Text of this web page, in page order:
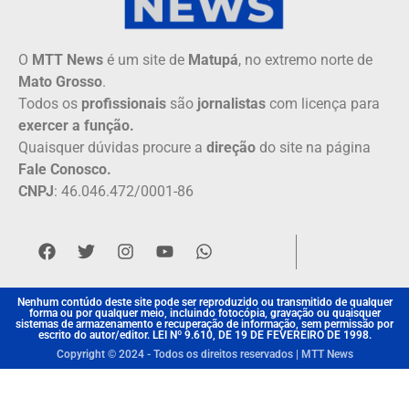
O MTT News é um site de Matupá, no extremo norte de
Mato Grosso.
Todos os profissionais são jornalistas com licença para
exercer a função.
Quaisquer dúvidas procure a direção do site na página
Fale Conosco.
CNPJ: 46.046.472/0001-86
Nenhum contúdo deste site pode ser reproduzido ou transmitido de qualquer
forma ou por qualquer meio, incluindo fotocópia, gravação ou quaisquer
sistemas de armazenamento e recuperação de informação, sem permissão por
escrito do autor/editor. LEI Nº 9.610, DE 19 DE FEVEREIRO DE 1998.
Copyright © 2024 - Todos os direitos reservados | MTT News